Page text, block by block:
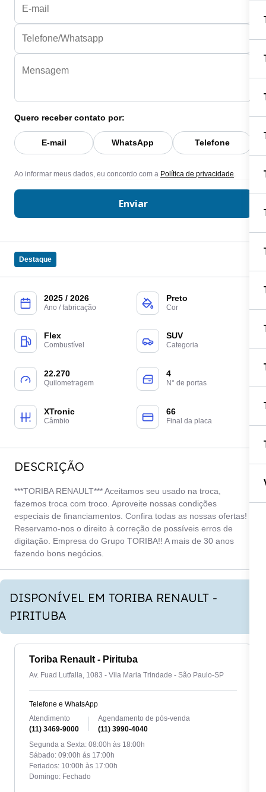
Destaque
2025 / 2026
Ano / fabricação
Preto
Cor
Flex
Combustível
SUV
Categoria
22.270
Quilometragem
4
N° de portas
XTronic
Câmbio
66
Final da placa
DESCRIÇÃO
***TORIBA RENAULT*** Aceitamos seu usado na troca,
fazemos troca com troco. Aproveite nossas condições
especiais de financiamentos. Confira todas as nossas ofertas!
Reservamo-nos o direito à correção de possíveis erros de
digitação. Empresa do Grupo TORIBA!! A mais de 30 anos
fazendo bons negócios.
DISPONÍVEL EM TORIBA RENAULT -
PIRITUBA
Toriba Renault - Pirituba
Av. Fuad Lutfalla, 1083 - Vila Maria Trindade - São Paulo-SP
Telefone e WhatsApp
Atendimento
(11) 3469-9000
Agendamento de pós-venda
(11) 3990-4040
Segunda a Sexta: 08:00h às 18:00h
Sábado: 09:00h ás 17:00h
Feriados: 10:00h às 17:00h
Domingo: Fechado
Quero receber contato por:
E-mail WhatsApp Telefone
Ao informar meus dados, eu concordo com a Política de privacidade
Enviar